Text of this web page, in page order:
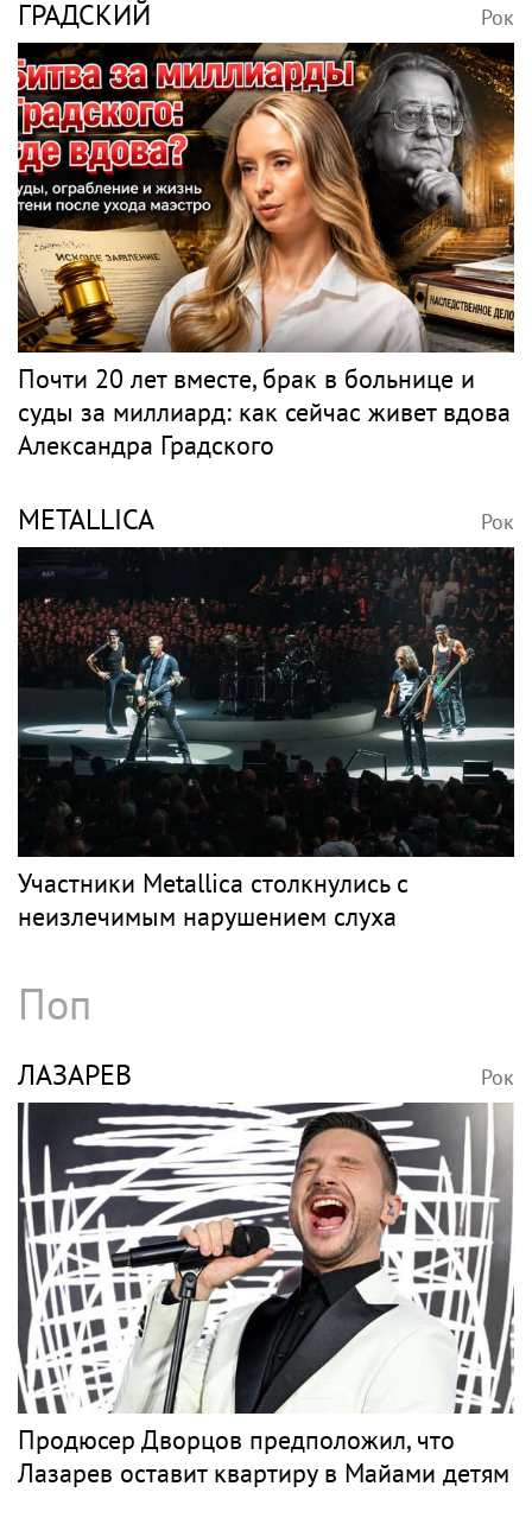
ГРАДСКИЙ Рок
Почти 20 лет вместе, брак в больнице и
суды за миллиард: как сейчас живет вдова
Александра Градского
METALLICA Рок
Участники Metallica столкнулись с
неизлечимым нарушением слуха
Поп
ЛАЗАРЕВ Рок
Продюсер Дворцов предположил, что
Лазарев оставит квартиру в Майами детям